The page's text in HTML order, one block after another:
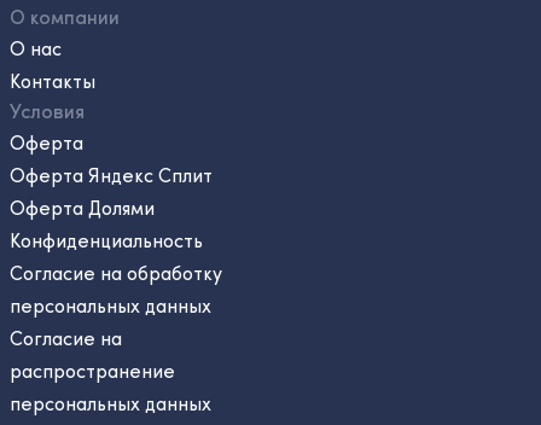
О компании
О нас
Контакты
Условия
Оферта
Оферта Яндекс Сплит
Оферта Долями
Конфиденциальность
Согласие на обработку
персональных данных
Согласие на
распространение
персональных данных